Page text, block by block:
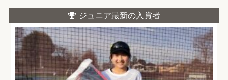
ジュニア最新の入賞者